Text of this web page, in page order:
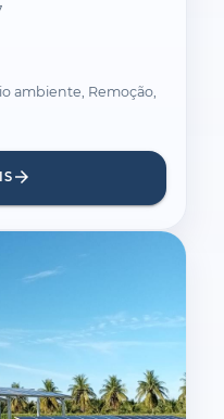
ambiente, Remoção,
arrow_forward